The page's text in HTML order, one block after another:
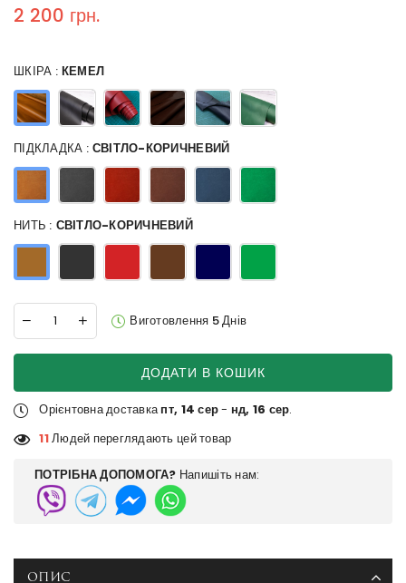
Regular price
2 200 грн.
ШКІРА : КЕМЕЛ
ПІДКЛАДКА : СВІТЛО-КОРИЧНЕВИЙ
НИТЬ : СВІТЛО-КОРИЧНЕВИЙ
Виготовлення 5 Днів
ДОДАТИ В КОШИК
Орієнтовна доставкапт, 14 сер- нд, 16 сер.
11Людей переглядають цей товар
ПОТРІБНА ДОПОМОГА? Напишіть нам:
ОПИС